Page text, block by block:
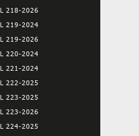
218-2026
219-2024
219-2026
220-2024
221-2024
222-2025
223-2025
223-2026
224-2025